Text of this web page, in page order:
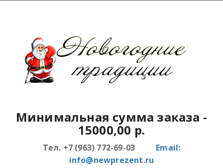
Минимальная сумма заказа -
15000,00 р.
Тел. +7 (963) 772-69-03 Email:
info@newprezent.ru